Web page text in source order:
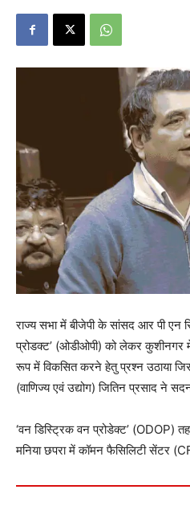
राज्य सभा में बीजेपी के सांसद आर पी एन
प्रोडक्ट’ (ओडीओपी) को लेकर कुशीनगर
रूप में विकसित करने हेतु प्रश्न उठाया
(वाणिज्य एवं उद्योग) जितिन प्रसाद ने
‘वन डिस्ट्रिक वन प्रोडेक्ट’ (ODOP)
मनिया छपरा में कॉमन फैसिलिटी सेंटर